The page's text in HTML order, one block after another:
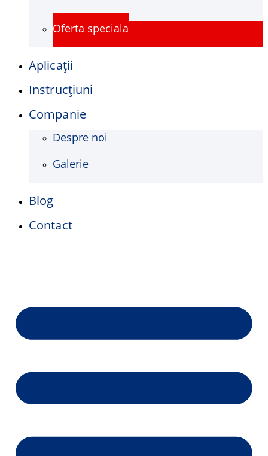
Oferta speciala
Aplicații
Instrucţiuni
Companie
Despre noi
Galerie
Blog
Contact